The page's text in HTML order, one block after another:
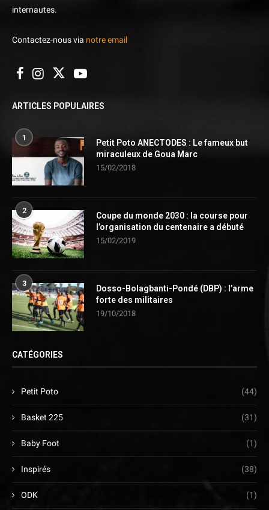
internautes.
Contactez-nous via notre email
ARTICLES POPULAIRES
1
Petit Poto ANECTODES : Le fameux but
miraculeux de Goua Marc
15/02/2018
2
Coupe du monde 2030 : la course pour
l’organisation du centenaire a débuté
15/02/2019
3
Dosso-Bolagbanti-Pondé (DBP) : l’arme
forte des militaires
19/10/2018
CATÉGORIES
Petit Poto (44)
Basket 225 (31)
Baby Foot (1)
Inspirés (38)
ODK (1)